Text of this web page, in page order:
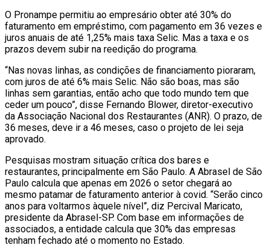
O Pronampe permitiu ao empresário obter até 30% do
faturamento em empréstimo, com pagamento em 36 vezes e
juros anuais de até 1,25% mais taxa Selic. Mas a taxa e os
prazos devem subir na reedição do programa.
“Nas novas linhas, as condições de financiamento pioraram,
com juros de até 6% mais Selic. Não são boas, mas são
linhas sem garantias, então acho que todo mundo tem que
ceder um pouco”, disse Fernando Blower, diretor-executivo
da Associação Nacional dos Restaurantes (ANR). O prazo, de
36 meses, deve ir a 46 meses, caso o projeto de lei seja
aprovado.
Pesquisas mostram situação crítica dos bares e
restaurantes, principalmente em São Paulo. A Abrasel de São
Paulo calcula que apenas em 2026 o setor chegará ao
mesmo patamar de faturamento anterior à covid. “Serão cinco
anos para voltarmos àquele nível”, diz Percival Maricato,
presidente da Abrasel-SP. Com base em informações de
associados, a entidade calcula que 30% das empresas
tenham fechado até o momento no Estado.